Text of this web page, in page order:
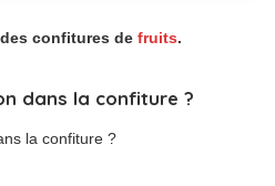
confitures de fruits.
dans la confiture ?